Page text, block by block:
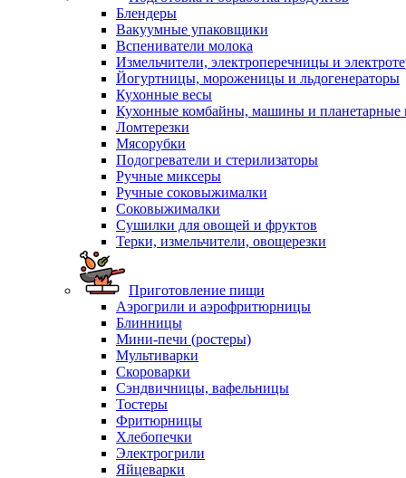
Блендеры
Вакуумные упаковщики
Вспениватели молока
Измельчители, электроперечницы и
Йогуртницы, мороженицы и льдогенераторы
Кухонные весы
Кухонные комбайны, машины и планетарные
Ломтерезки
Мясорубки
Подогреватели и стерилизаторы
Ручные миксеры
Ручные соковыжималки
Соковыжималки
Сушилки для овощей и фруктов
Терки, измельчители, овощерезки
Приготовление пищи
Аэрогрили и аэрофритюрницы
Блинницы
Мини-печи (ростеры)
Мультиварки
Скороварки
Сэндвичницы, вафельницы
Тостеры
Фритюрницы
Хлебопечки
Электрогрили
Яйцеварки